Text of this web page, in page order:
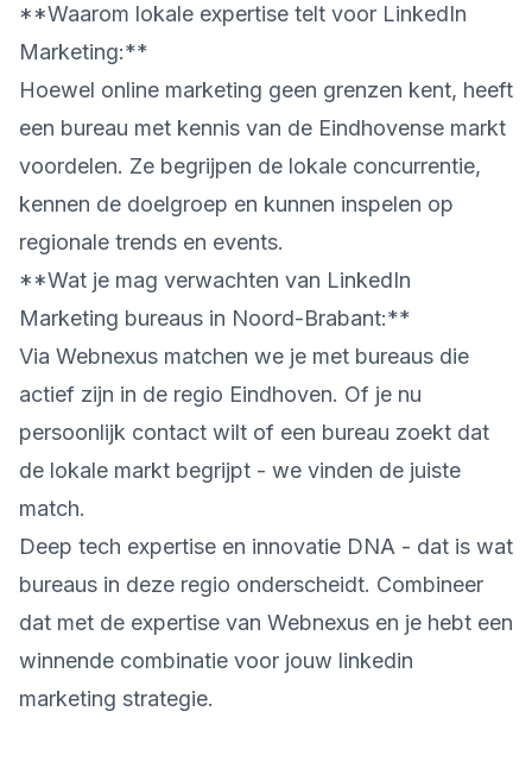
**Waarom lokale expertise telt voor LinkedIn
Marketing:**
Hoewel online marketing geen grenzen kent, heeft
een bureau met kennis van de Eindhovense markt
voordelen. Ze begrijpen de lokale concurrentie,
kennen de doelgroep en kunnen inspelen op
regionale trends en events.
**Wat je mag verwachten van LinkedIn
Marketing bureaus in Noord-Brabant:**
Via Webnexus matchen we je met bureaus die
actief zijn in de regio Eindhoven. Of je nu
persoonlijk contact wilt of een bureau zoekt dat
de lokale markt begrijpt - we vinden de juiste
match.
Deep tech expertise en innovatie DNA - dat is wat
bureaus in deze regio onderscheidt. Combineer
dat met de expertise van Webnexus en je hebt een
winnende combinatie voor jouw linkedin
marketing strategie.